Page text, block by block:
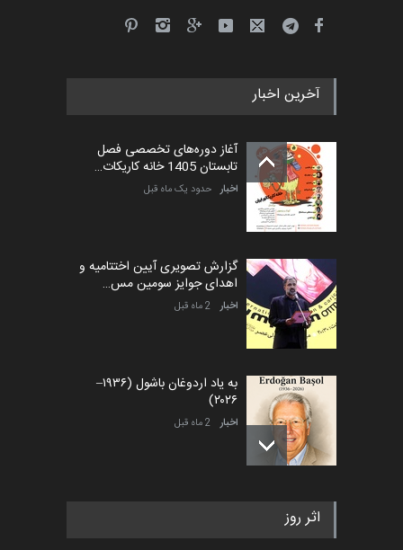
آخرین اخبار
آغاز دوره‌های تخصصی فصل
تابستان 1405 خانه کاریکات…
اخبار حدود یک ماه قبل
گزارش تصویری آیین اختتامیه و
اهدای جوایز سومین مس…
اخبار 2 ماه قبل
به یاد اردوغان باشول (۱۹۳۶–
۲۰۲۶)
اخبار 2 ماه قبل
رویداد کارگاهی کارتون و پوستر
اخبار 5 ماه قبل
اثر روز